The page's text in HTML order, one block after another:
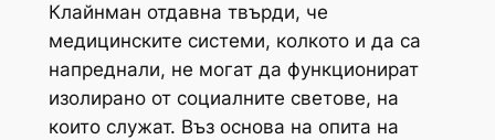
Клайнман отдавна твърди, че
медицинските системи, колкото и да са
напреднали, не могат да функционират
изолирано от социалните светове, на
които служат. Въз основа на опита на